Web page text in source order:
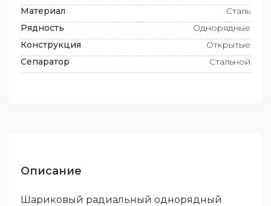
Материал
Сталь
Рядность
Однорядные
Конструкция
Открытые
Сепаратор
Стальной
Описание
Шариковый радиальный однорядный